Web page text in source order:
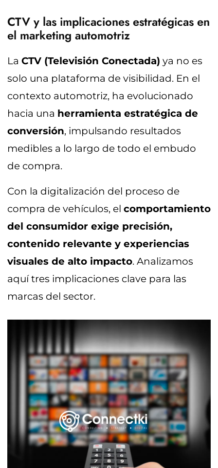
CTV y las implicaciones estratégicas en
el marketing automotriz
La CTV (Televisión Conectada) ya no es
solo una plataforma de visibilidad. En el
contexto automotriz, ha evolucionado
hacia una herramienta estratégica de
conversión, impulsando resultados
medibles a lo largo de todo el embudo
de compra.
Con la digitalización del proceso de
compra de vehículos, el comportamiento
del consumidor exige precisión,
contenido relevante y experiencias
visuales de alto impacto. Analizamos
aquí tres implicaciones clave para las
marcas del sector.